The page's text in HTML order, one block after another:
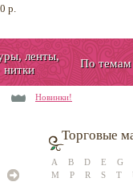
р.
ленты,
нитки
По темам
Новинки!
Торговые
A B D E G
M
P R S T